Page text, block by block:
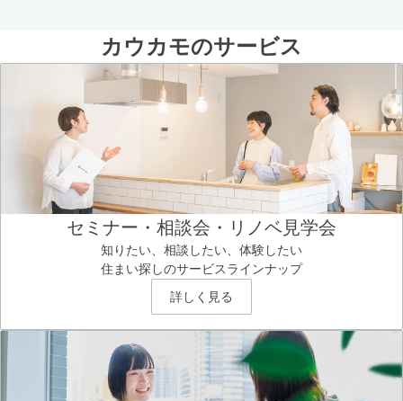
カウカモのサービス
セミナー・相談会・リノベ見学会
知りたい、相談したい、体験したい
住まい探しのサービスラインナップ
詳しく見る